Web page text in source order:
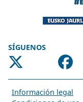
SÍGUENOS
Información legal